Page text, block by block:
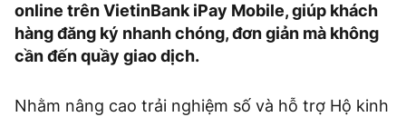
online trên VietinBank iPay Mobile, giúp khách
hàng đăng ký nhanh chóng, đơn giản mà không
cần đến quầy giao dịch.
Nhằm nâng cao trải nghiệm số và hỗ trợ Hộ kinh